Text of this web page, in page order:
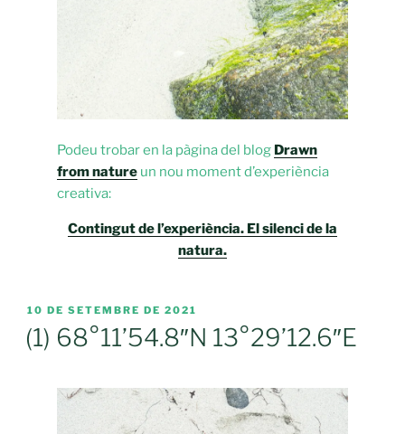
Podeu trobar en la pàgina del blog Drawn
from natureun nou moment d’experiència
creativa:
Contingut de l’experiència. El silenci de la
natura.
PUBLICAT
A
10 DE SETEMBRE DE 2021
(1) 68°11’54.8″N 13°29’12.6″E